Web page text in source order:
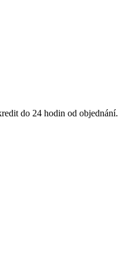
do 24 hodin od objednání.